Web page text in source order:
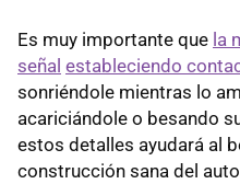
Es muy importante que la
señal estableciendo
sonriéndole mientras lo
acariciándole o besando
estos detalles ayudará al
construcción sana del